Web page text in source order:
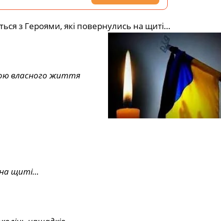
з Героями, які повернулись на щиті…
власного життя
щиті…